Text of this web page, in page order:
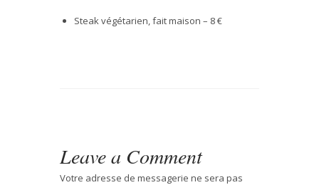
Steak végétarien, fait maison – 8€
Leave a Comment
Votre adresse de messagerie ne sera pas